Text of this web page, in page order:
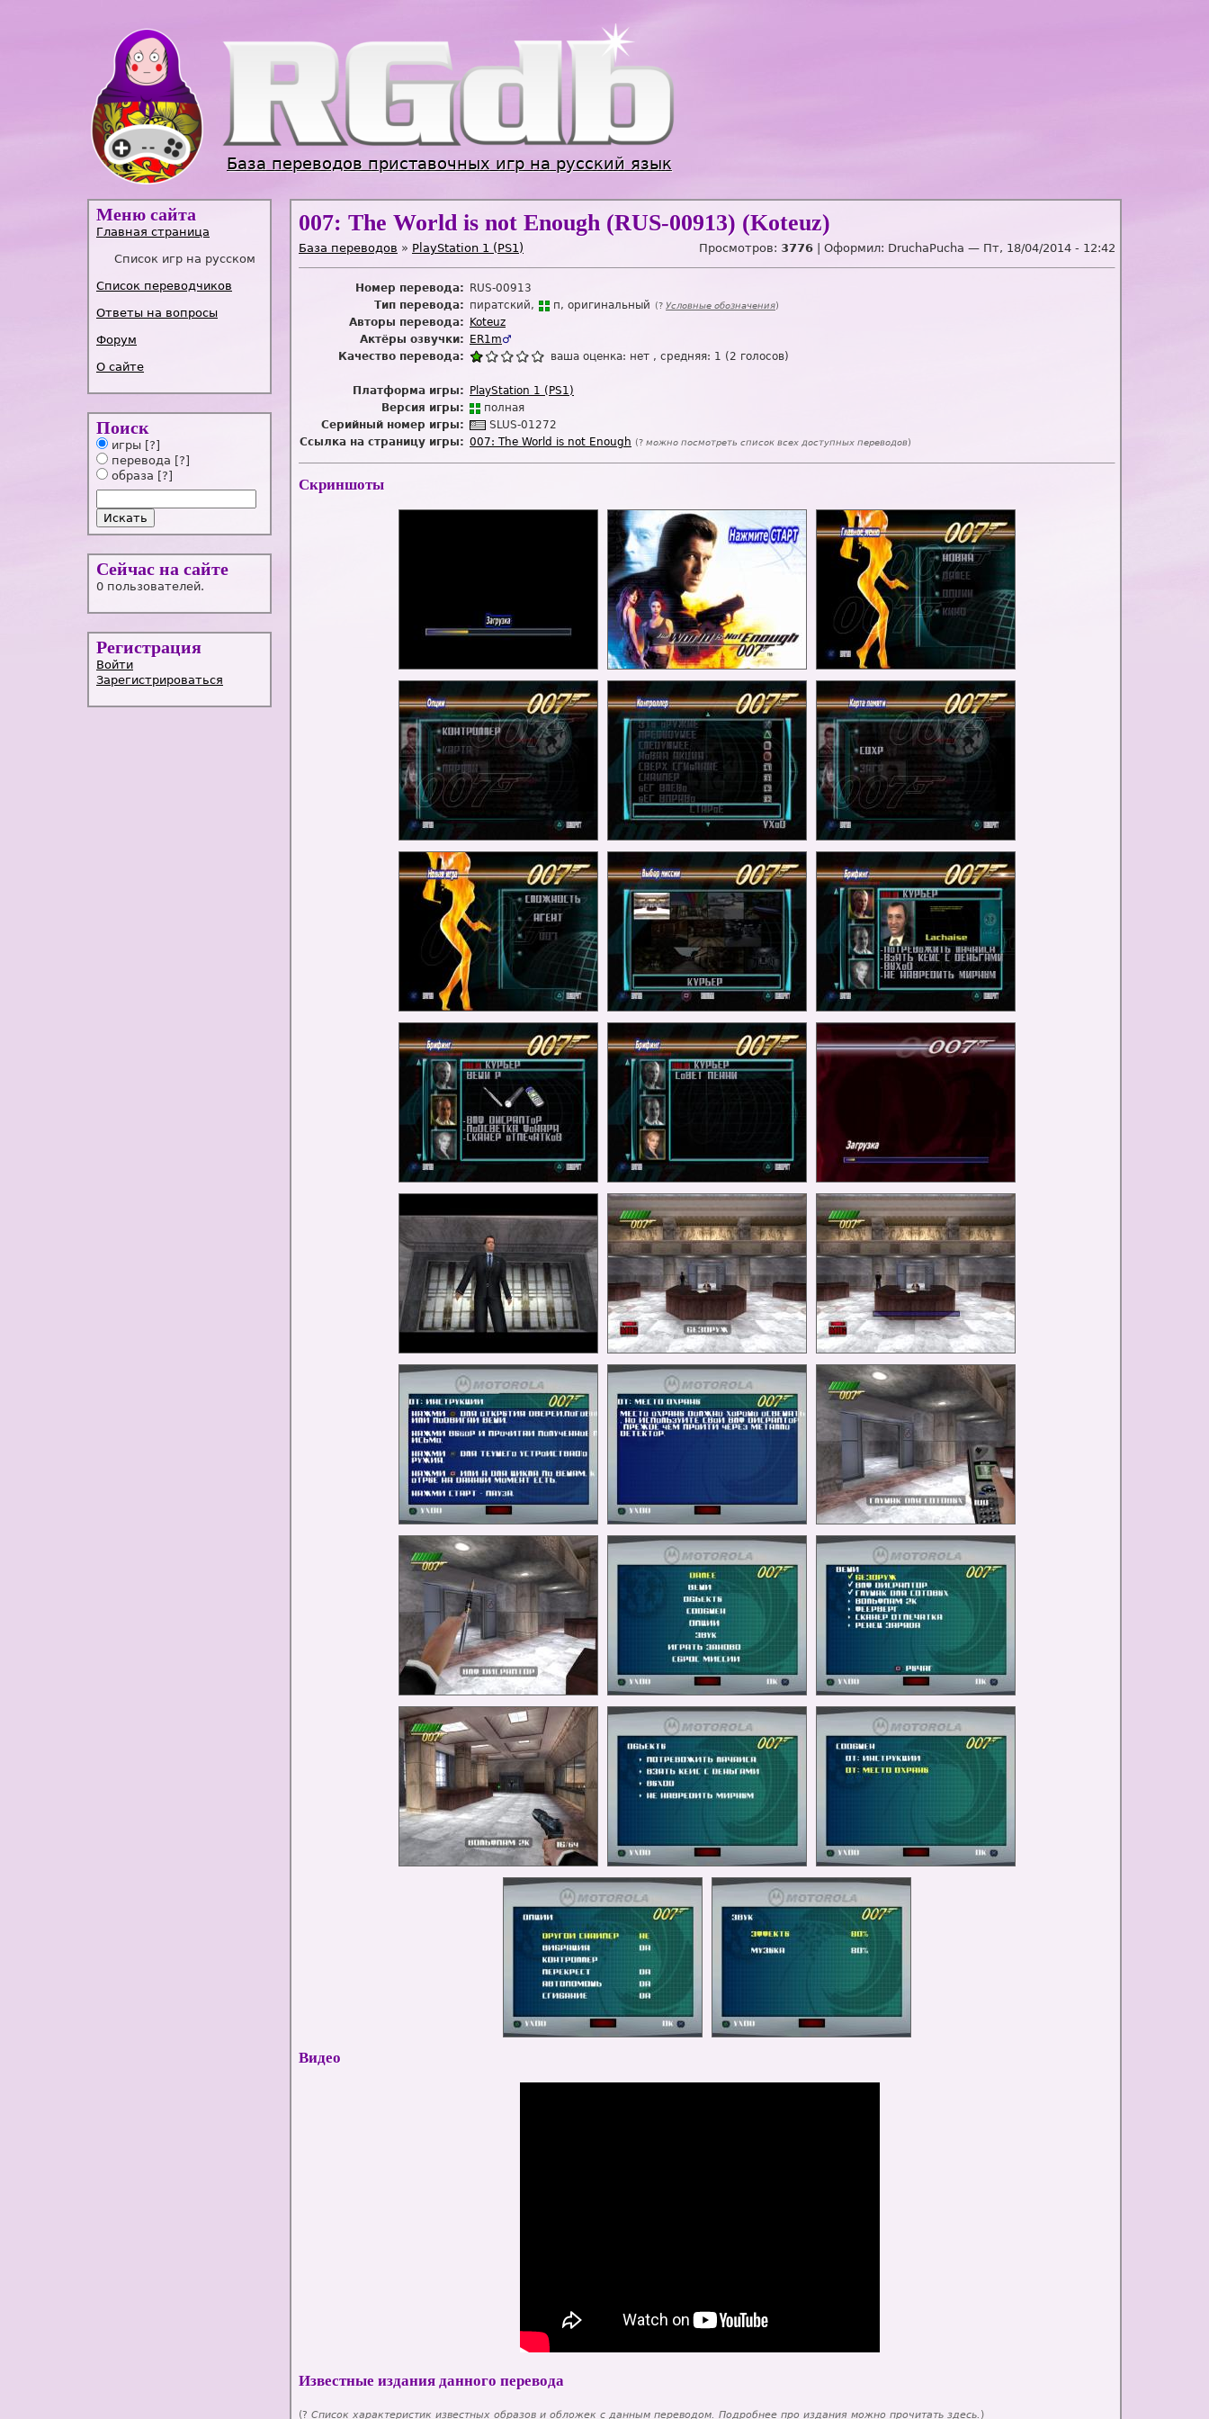
База переводов приставочных игр на русский язык
Меню сайта
Главная страница
Список игр на русском
Список переводчиков
Ответы на вопросы
Форум
О сайте
Поиск
игры [?]
перевода [?]
образа [?]
Сейчас на сайте
0 пользователей.
Регистрация
Войти
Зарегистрироваться
007: The World is not Enough (RUS-00913) (Koteuz)
База переводов » PlayStation 1 (PS1) Просмотров: 3776 | Оформил: DruchaPucha — Пт, 18/04/2014 - 12:42
Номер перевода:
RUS-00913
Тип перевода: пиратский п оригинальный (? Условные обозначения)
Авторы перевода:
Koteuz
Актёры озвучки:
ER1m♂
Качество перевода:
ваша оценка: нет , средняя: 1 (2 голосов)
Платформа игры:
PlayStation 1 (PS1)
Версия игры:
полная
Серийный номер игры:
SLUS-01272
Ссылка на страницу игры: 007: The World is not Enough (? можно посмотреть список всех доступных переводов)
Скриншоты
Видео
Известные издания данного перевода
(? Список характеристик известных образов и обложек с данным переводом. Подробнее про издания можно прочитать здесь. )